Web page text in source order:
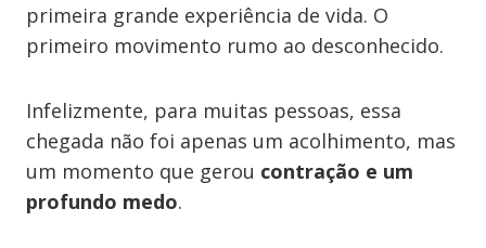
primeira grande experiência de vida. O
primeiro movimento rumo ao desconhecido.
Infelizmente, para muitas pessoas, essa
chegada não foi apenas um acolhimento, mas
um momento que gerou contração e um
profundo medo.